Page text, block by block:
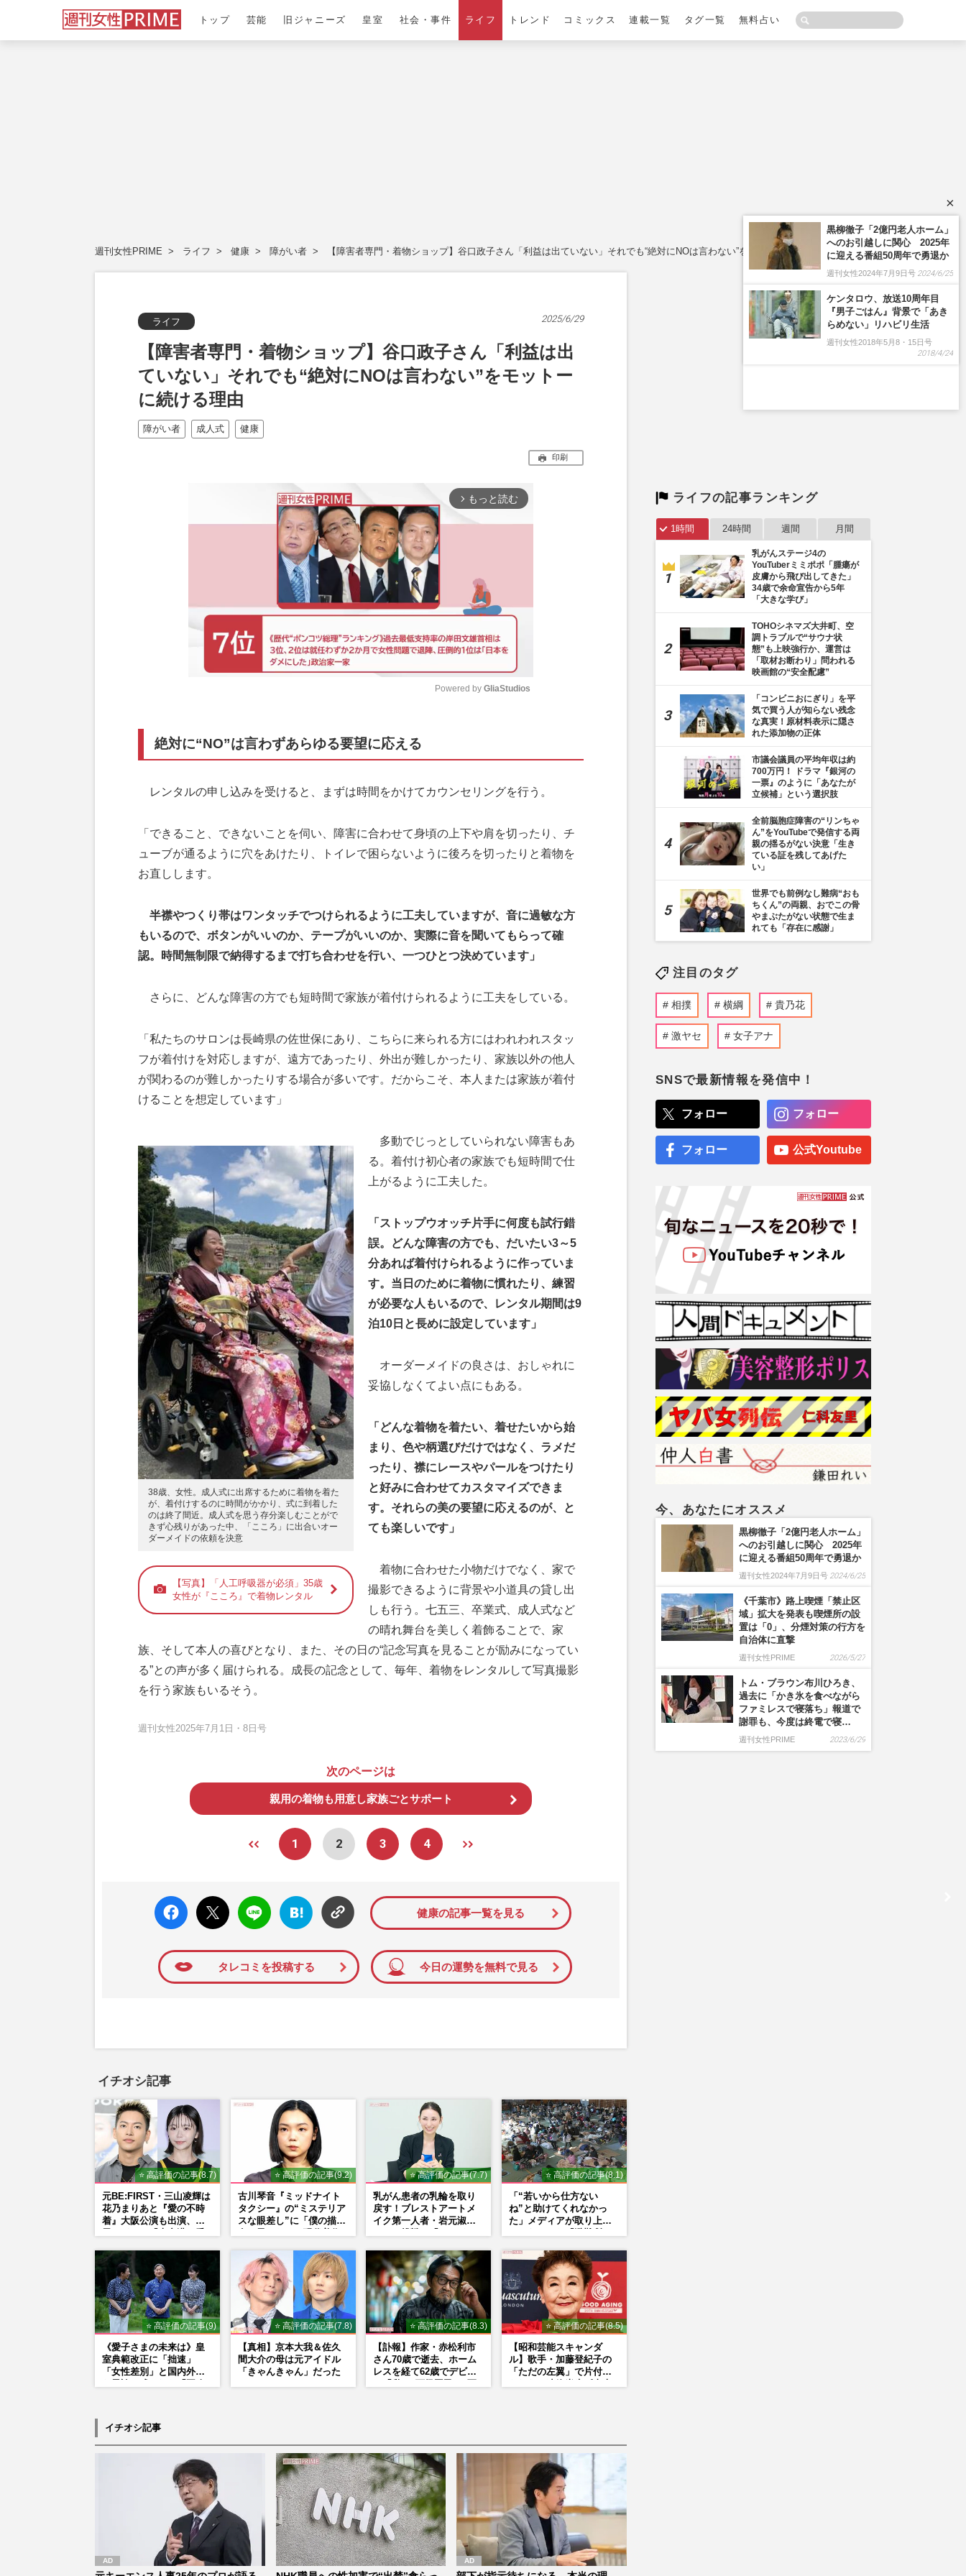
トップ 芸能 旧ジャニーズ 皇室 社会・事件 ライフ トレンド コミックス 連載一覧 タグ一覧 無料占い
週刊女性PRIME ライフ 健康 障がい者 【障害者専門・着物ショップ】谷口政子さん「利益は出ていない」それでも“絶対にNOは言わない”をモットーに続ける理由
ライフ 2025/6/29
【障害者専門・着物ショップ】谷口政子さん「利益は出
ていない」それでも“絶対にNOは言わない”をモットー
に続ける理由
障がい者 成人式 健康
印刷
arrow_forward_ios もっと読む
e
Powered by GliaStudios
絶対に“NO”は言わずあらゆる要望に応える
レンタルの申し込みを受けると、まずは時間をかけてカウンセリングを行う。
「できること、できないことを伺い、障害に合わせて身頃の上下や肩を切ったり、チ
ューブが通るように穴をあけたり、トイレで困らないように後ろを切ったりと着物を
お直しします。
半襟やつくり帯はワンタッチでつけられるように工夫していますが、音に過敏な方
もいるので、ボタンがいいのか、テープがいいのか、実際に音を聞いてもらって確
認。時間無制限で納得するまで打ち合わせを行い、一つひとつ決めています」
さらに、どんな障害の方でも短時間で家族が着付けられるように工夫をしている。
「私たちのサロンは長崎県の佐世保にあり、こちらに来られる方にはわれわれスタッ
フが着付けを対応しますが、遠方であったり、外出が難しかったり、家族以外の他人
が関わるのが難しかったりする場合が多いです。だからこそ、本人または家族が着付
けることを想定しています」
38歳、女性。成人式に出席するために着物を着た
が、着付けするのに時間がかかり、式に到着した
のは終了間近。成人式を思う存分楽しむことがで
きず心残りがあった中、「こころ」に出合いオー
ダーメイドの依頼を決意
【写真】「人工呼吸器が必須」35歳
女性が『こころ』で着物レンタル
多動でじっとしていられない障害もあ
る。着付け初心者の家族でも短時間で仕
上がるように工夫した。
「ストップウオッチ片手に何度も試行錯
誤。どんな障害の方でも、だいたい3～5
分あれば着付けられるように作っていま
す。当日のために着物に慣れたり、練習
が必要な人もいるので、レンタル期間は9
泊10日と長めに設定しています」
オーダーメイドの良さは、おしゃれに
妥協しなくてよい点にもある。
「どんな着物を着たい、着せたいから始
まり、色や柄選びだけではなく、ラメだ
ったり、襟にレースやパールをつけたり
と好みに合わせてカスタマイズできま
す。それらの美の要望に応えるのが、と
ても楽しいです」
着物に合わせた小物だけでなく、家で
撮影できるように背景や小道具の貸し出
しも行う。七五三、卒業式、成人式など
の晴れ舞台を美しく着飾ることで、家
族、そして本人の喜びとなり、また、その日の“記念写真を見ることが励みになってい
る”との声が多く届けられる。成長の記念として、毎年、着物をレンタルして写真撮影
を行う家族もいるそう。
週刊女性2025年7月1日・8日号
次のページは
親用の着物も用意し家族ごとサポート
1 2 3 4
faceboo
k いい
ね
X ポス
ト
LINE
はてな
ブック
マーク
健康の記事一覧を見る
タレコミを投稿する 今日の運勢を無料で見る
イチオシ記事
⭐ 高評価の記事(8.7)
元BE:FIRST・三山凌輝は
花乃まりあと『愛の不時
着』大阪公演も出演、趣
ぎ」の実情
⭐ 高評価の記事(9.2)
古川琴音『ミッドナイト
タクシー』の“ミステリア
スな眼差し”に「僕の描く
で“公認”
⭐ 高評価の記事(7.7)
乳がん患者の乳輪を取り
戻す！ブレストアートメ
イク第一人者・岩元淑子
⭐ 高評価の記事(8.1)
「“若いから仕方ない
ね”と助けてくれなかっ
た」メディアが取り上げ
⭐ 高評価の記事(9)
《愛子さまの未来は》皇
室典範改正に「拙速」
「女性差別」と国内外か
⭐ 高評価の記事(7.8)
【真相】京本大我＆佐久
間大介の母は元アイドル
「きゃんきゃん」だった
⭐ 高評価の記事(8.3)
【訃報】作家・赤松利市
さん70歳で逝去、ホーム
レスを経て62歳でデビュ
⭐ 高評価の記事(8.5)
【昭和芸能スキャンダ
ル】歌手・加藤登紀子の
「ただの左翼」で片付け
イチオシ記事
ライフの記事ランキング
1時間 24時間 週間 月間
乳がんステージ4の
YouTuberミミポポ「腫瘍が
皮膚から飛び出してきた」
34歳で余命宣告から5年
「大きな学び」
TOHOシネマズ大井町、空
調トラブルで“サウナ状
態”も上映強行か、運営は
「取材お断わり」問われる
映画館の“安全配慮”
「コンビニおにぎり」を平
気で買う人が知らない残念
な真実！原材料表示に隠さ
れた添加物の正体
市議会議員の平均年収は約
700万円！ ドラマ『銀河の
一票』のように「あなたが
立候補」という選択肢
全前脳胞症障害の“リンちゃ
ん”をYouTubeで発信する両
親の揺るがない決意「生き
ている証を残してあげた
い」
世界でも前例なし難病“おも
ちくん”の両親、おでこの骨
やまぶたがない状態で生ま
れても「存在に感謝」
注目のタグ
相撲 横綱 貴乃花
激ヤセ 女子アナ
SNSで最新情報を発信中！
フォロー フォロー
フォロー 公式Youtube
今、あなたにオススメ
黒柳徹子「2億円老人ホーム」
へのお引越しに関心 2025年
に迎える番組50周年で勇退か
週刊女性2024年7月9日号 2024/6/25
《千葉市》路上喫煙「禁止区
域」拡大を発表も喫煙所の設
置は「0」、分煙対策の行方を
自治体に直撃
週刊女性PRIME 2026/5/27
トム・ブラウン布川ひろき、
過去に「かき氷を食べながら
ファミレスで寝落ち」報道で
謝罪も、今度は終電で寝…
週刊女性PRIME 2023/6/29
×
黒柳徹子「2億円老人ホーム」
へのお引越しに関心 2025年
に迎える番組50周年で勇退か
週刊女性2024年7月9日号 2024/6/25
ケンタロウ、放送10周年目
『男子ごはん』背景で「あき
らめない」リハビリ生活
週刊女性2018年5月8・15日号
2018/4/24